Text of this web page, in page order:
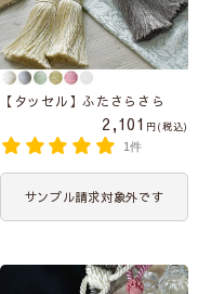
【タッセル】ふたさらさら
2,101
税込
1件
サンプル請求対象外です